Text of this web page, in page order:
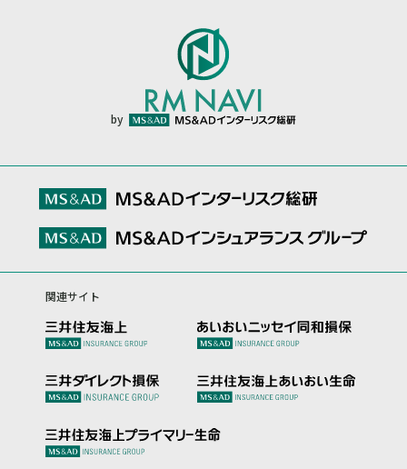
by
関連サイト